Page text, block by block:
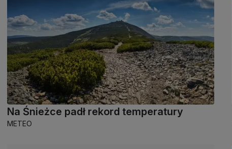
Na Śnieżce padł rekord temperatury
METEO